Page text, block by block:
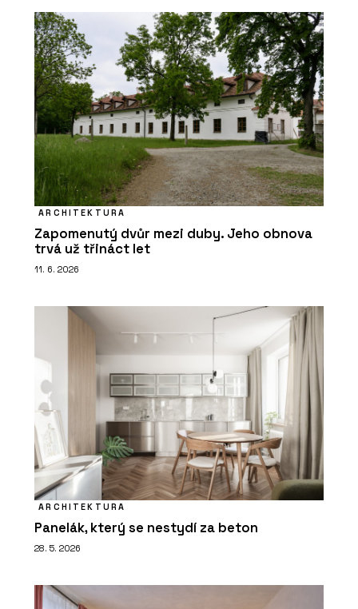
ARCHITEKTURA
Zapomenutý dvůr mezi duby. Jeho obnova
trvá už třináct let
11. 6. 2026
ARCHITEKTURA
Panelák, který se nestydí za beton
28. 5. 2026